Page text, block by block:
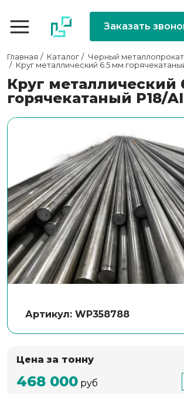
Заказать
Главная Каталог Черный металлопрокат
Круг металлический 6.5 мм горячекатаный
Круг металлический
горячекатаный Р18/
Артикул: WP358788
Цена за тонну
468 000 руб